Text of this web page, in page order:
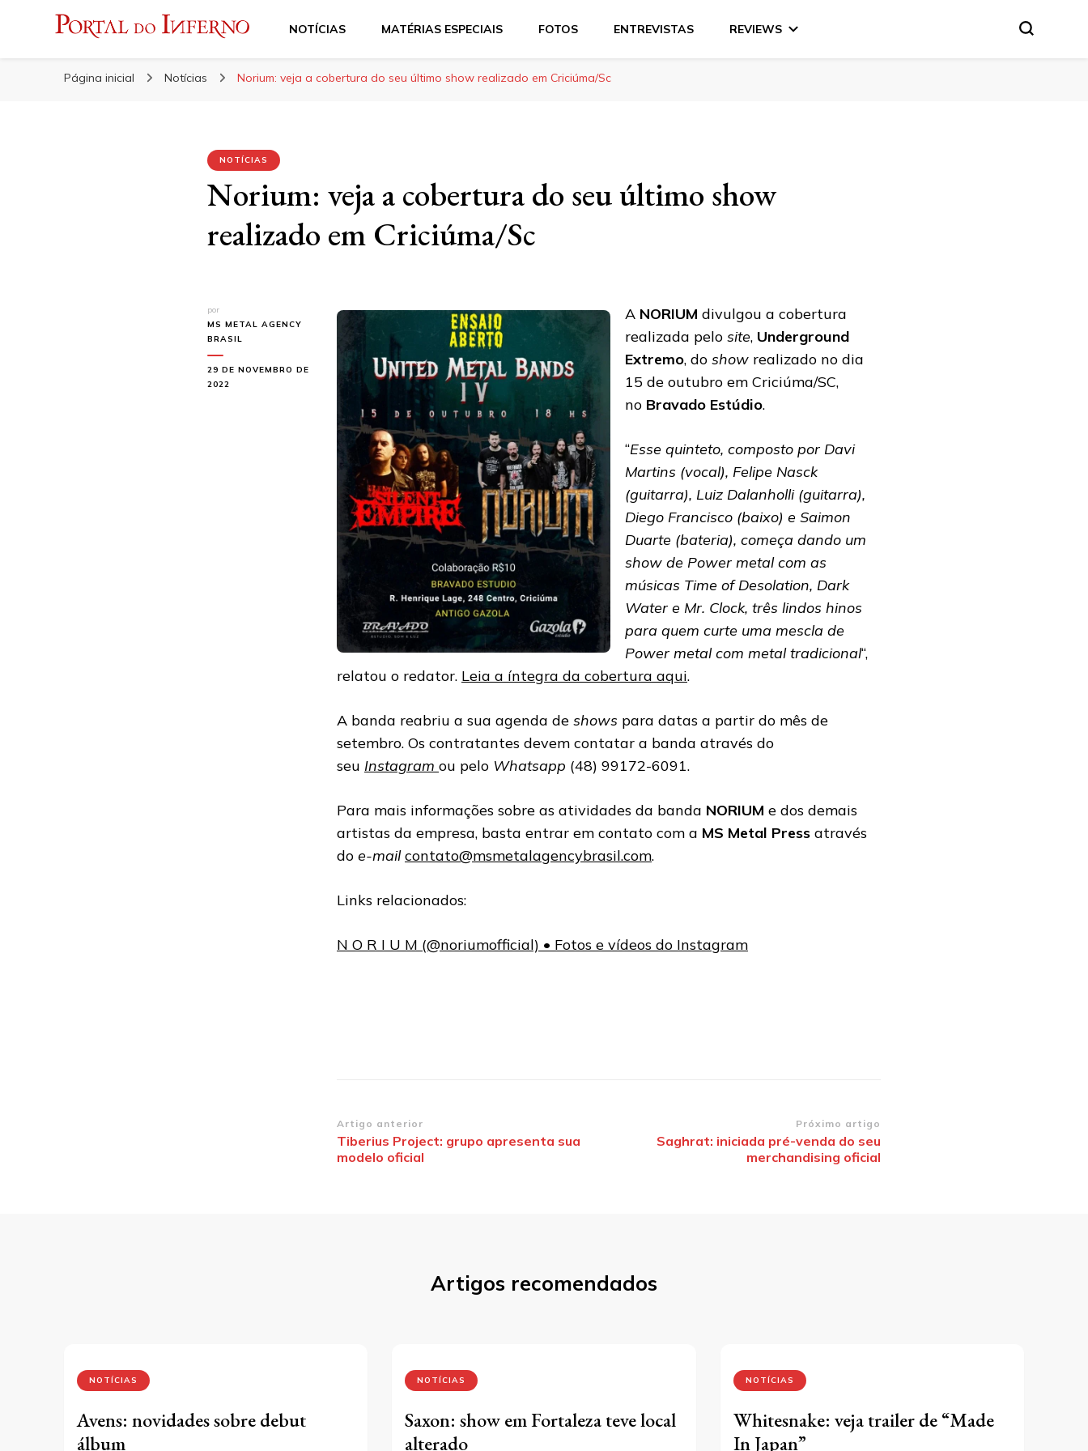
Portal do Inferno
NOTÍCIAS MATÉRIAS ESPECIAIS FOTOS ENTREVISTAS REVIEWS
Página inicial Notícias Norium: veja a cobertura do seu último show realizado em Criciúma/Sc
NOTÍCIAS
Norium: veja a cobertura do seu último show
realizado em Criciúma/Sc
por
MS METAL AGENCY
BRASIL
29 DE NOVEMBRO DE
2022
A NORIUM divulgou a cobertura
realizada pelo site, Underground
Extremo, do show realizado no dia
15 de outubro em Criciúma/SC,
no Bravado Estúdio.
“Esse quinteto, composto por Davi
Martins (vocal), Felipe Nasck
(guitarra), Luiz Dalanholli (guitarra),
Diego Francisco (baixo) e Saimon
Duarte (bateria), começa dando um
show de Power metal com as
músicas Time of Desolation, Dark
Water e Mr. Clock, três lindos hinos
para quem curte uma mescla de
Power metal com metal tradicional“,
relatou o redator. Leia a íntegra da cobertura aqui.
A banda reabriu a sua agenda de shows para datas a partir do mês de
setembro. Os contratantes devem contatar a banda através do
seu Instagram ou pelo Whatsapp (48) 99172-6091.
Para mais informações sobre as atividades da banda NORIUM e dos demais
artistas da empresa, basta entrar em contato com a MS Metal Press através
do e-mail contato@msmetalagencybrasil.com.
Links relacionados:
N O R I U M (@noriumofficial) • Fotos e vídeos do Instagram
Navegação
de
Artigo anterior
Tiberius Project: grupo apresenta sua
modelo oficial
Próximo artigo
Saghrat: iniciada pré-venda do seu
merchandising oficial
Artigos recomendados
NOTÍCIAS
Avens: novidades sobre debut
álbum
NOTÍCIAS
Saxon: show em Fortaleza teve local
alterado
NOTÍCIAS
Whitesnake: veja trailer de “Made
In Japan”